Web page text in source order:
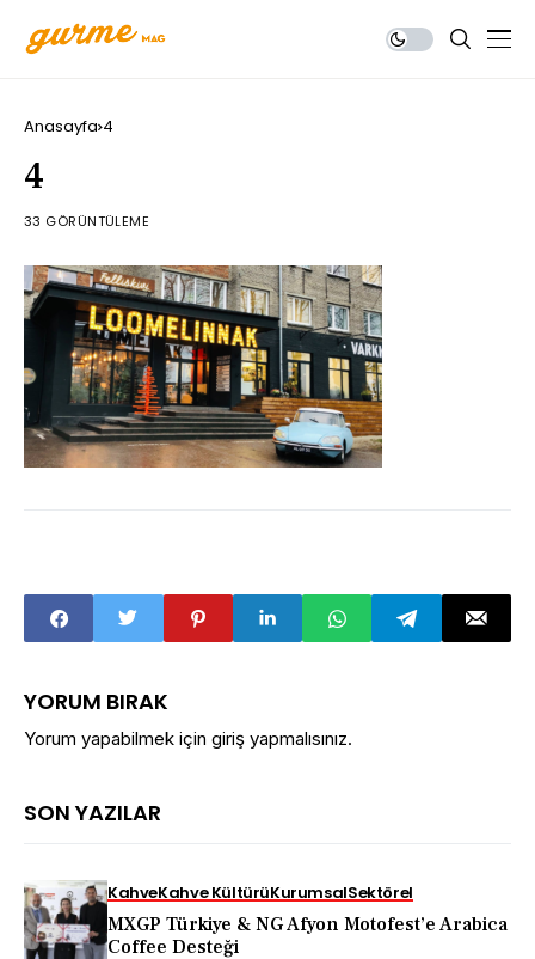
Anasayfa 4
4
33 GÖRÜNTÜLEME
YORUM BIRAK
Yorum yapabilmek için giriş yapmalısınız.
SON YAZILAR
KahveKahve KültürüKurumsalSektörel
MXGP Türkiye & NG Afyon Motofest’e Arabica
Coffee Desteği